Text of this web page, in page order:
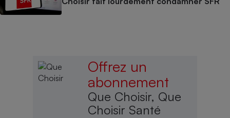
Offrez un
abonnement
Que Choisir, Que
Choisir Santé